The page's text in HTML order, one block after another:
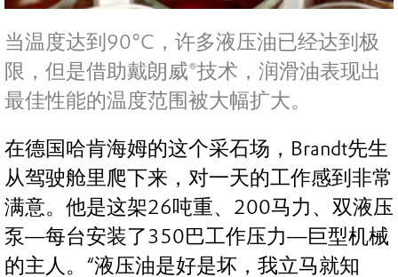
当温度达到90°C，许多液压油已经达到极
限，但是借助戴朗威®技术，润滑油表现出
最佳性能的温度范围被大幅扩大。
在德国哈肯海姆的这个采石场，Brandt先生
从驾驶舱里爬下来，对一天的工作感到非常
满意。他是这架26吨重、200马力、双液压
泵—每台安装了350巴工作压力—巨型机械
的主人。“液压油是好是坏，我立马就知